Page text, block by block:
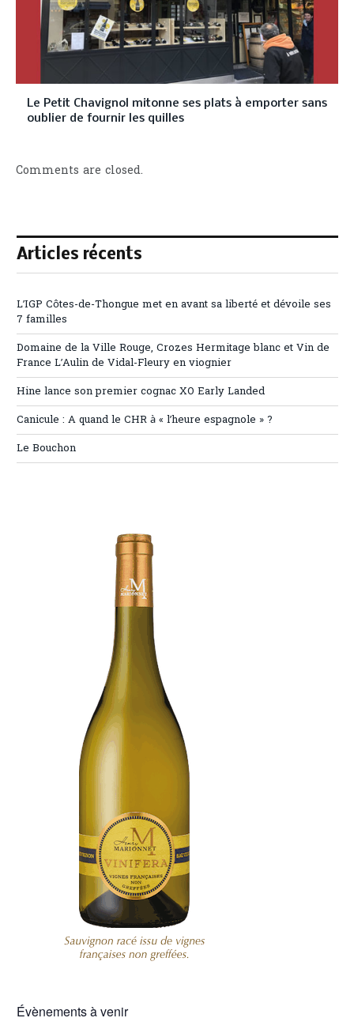
Le Petit Chavignol mitonne ses plats à emporter sans
oublier de fournir les quilles
Comments are closed.
Articles récents
L’IGP Côtes-de-Thongue met en avant sa liberté et dévoile ses
7 familles
Domaine de la Ville Rouge, Crozes Hermitage blanc et Vin de
France L’Aulin de Vidal-Fleury en viognier
Hine lance son premier cognac XO Early Landed
Canicule : A quand le CHR à « l’heure espagnole » ?
Le Bouchon
Évènements à venir